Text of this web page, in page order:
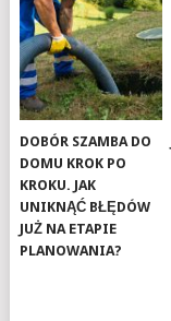
DOBÓR SZAMBA DO
DOMU KROK PO
KROKU. JAK
UNIKNĄĆ BŁĘDÓW
JUŻ NA ETAPIE
PLANOWANIA?